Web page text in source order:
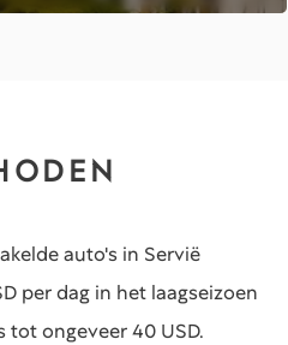
auto's in Servië
per dag in het laagseizoen
tot ongeveer 40 USD.